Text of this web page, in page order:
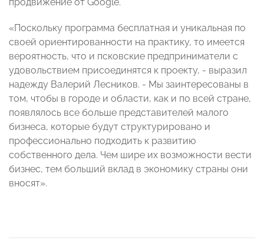
«Поскольку программа бесплатная и уникальная по
своей ориентированности на практику, то имеется
вероятность, что и псковские предприниматели с
удовольствием присоединятся к проекту, - выразил
надежду Валерий Лесников. - Мы заинтересованы в
том, чтобы в городе и области, как и по всей стране,
появлялось все больше представителей малого
бизнеса, которые будут структурировано и
профессионально подходить к развитию
собственного дела. Чем шире их возможности вести
бизнес, тем больший вклад в экономику страны они
вносят».